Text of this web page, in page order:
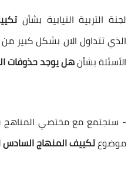
لجنة التربية النيابية بشأن
الذي تتداول الان بشكل كبير
الأسئلة بشأنهل يوجد حذوفات
- سنجتمع مع مختصي المناهج
موضوعتكييف المنهاج السادس